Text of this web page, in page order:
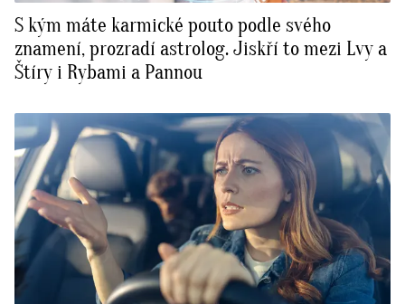
S kým máte karmické pouto podle svého
znamení, prozradí astrolog. Jiskří to mezi Lvy a
Štíry i Rybami a Pannou